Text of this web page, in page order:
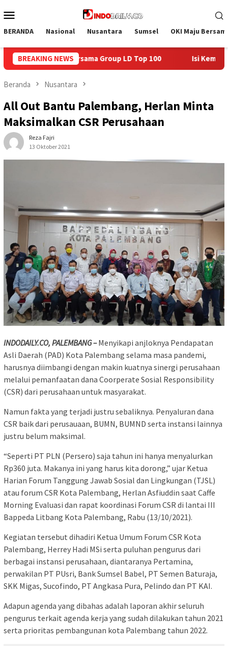
ke
Mobile
BERANDA Nasional Nusantara Sumsel OKI Maju
BREAKING NEWS
100 Isi Kemerdekaan dengan Kepedulian, Lapas
Beranda Nusantara
All Out Bantu Palembang, Herlan Minta
Maksimalkan CSR Perusahaan
Reza Fajri
13 Oktober 2021
INDODAILY.CO, PALEMBANG –Menyikapi anjloknya Pendapatan
Asli Daerah (PAD) Kota Palembang selama masa pandemi,
harusnya diimbangi dengan makin kuatnya sinergi perusahaan
melalui pemanfaatan dana Coorperate Sosial Responsibility
(CSR) dari perusahaan untuk masyarakat.
Namun fakta yang terjadi justru sebaliknya. Penyaluran dana
CSR baik dari perusauaan, BUMN, BUMND serta instansi lainnya
justru belum maksimal.
“Seperti PT PLN (Persero) saja tahun ini hanya menyalurkan
Rp360 juta. Makanya ini yang harus kita dorong,” ujar Ketua
Harian Forum Tanggung Jawab Sosial dan Lingkungan (TJSL)
atau forum CSR Kota Palembang, Herlan Asfiuddin saat Caffe
Morning Evaluasi dan rapat koordinasi Forum CSR di lantai III
Bappeda Litbang Kota Palembang, Rabu (13/10/2021).
Kegiatan tersebut dihadiri Ketua Umum Forum CSR Kota
Palembang, Herrey Hadi MSi serta puluhan pengurus dari
berbagai instansi perusahaan, diantaranya Pertamina,
perwakilan PT PUsri, Bank Sumsel Babel, PT Semen Baturaja,
SKK Migas, Sucofindo, PT Angkasa Pura, Pelindo dan PT KAI.
Adapun agenda yang dibahas adalah laporan akhir seluruh
pengurus terkait agenda kerja yang sudah dilakukan tahun 2021
serta prioritas pembangunan kota Palembang tahun 2022.